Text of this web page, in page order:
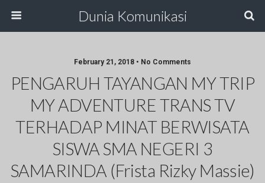
Dunia Komunikasi
February 21, 2018 • No Comments
PENGARUH TAYANGAN MY TRIP
MY ADVENTURE TRANS TV
TERHADAP MINAT BERWISATA
SISWA SMA NEGERI 3
SAMARINDA (Frista Rizky Massie)